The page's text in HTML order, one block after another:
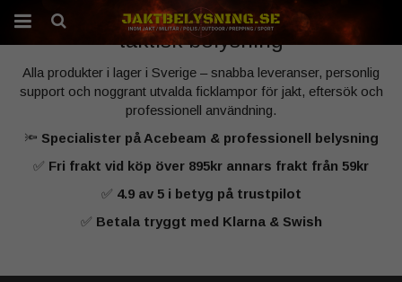
Sveriges specialist på kraftfull jakt‑ och
taktisk belysning
Alla produkter i lager i Sverige – snabba leveranser, personlig
support och noggrant utvalda ficklampor för jakt, eftersök och
professionell användning.
🔦 Specialister på Acebeam & professionell belysning
✅ Fri frakt vid köp över 895kr annars frakt från 59kr
✅ 4.9 av 5 i betyg på trustpilot
✅ Betala tryggt med Klarna & Swish
Produkten har blivit tillagd i varukorgen